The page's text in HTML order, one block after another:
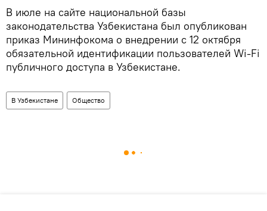
В июле на сайте национальной базы
законодательства Узбекистана был опубликован
приказ Мининфокома о внедрении с 12 октября
обязательной идентификации пользователей Wi-Fi
публичного доступа в Узбекистане.
В Узбекистане Общество